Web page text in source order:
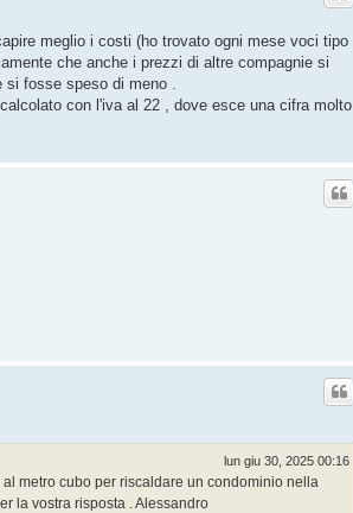
meglio i costi (ho trovato ogni mese voci tipo
che anche i prezzi di altre compagnie si
fosse speso di meno .
con l'iva al 22 , dove esce una cifra molto
lun giu 30, 2025 00:16
metro cubo per riscaldare un condominio nella
la vostra risposta . Alessandro